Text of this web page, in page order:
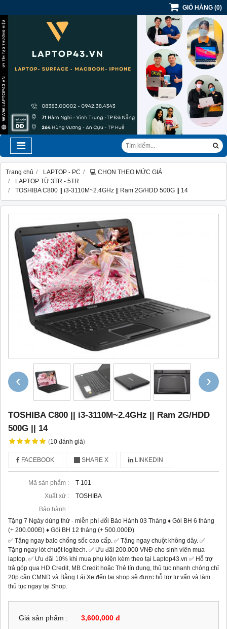
GIỎ HÀNG (0)
Trang chủ LAPTOP - PC
💻 CHỌN THEO MỨC GIÁ
LAPTOP TỪ 3TR - 5TR
TOSHIBA C800 || i3-3110M~2.4GHz || Ram 2G/HDD 500G || 14
‹ ›
TOSHIBA C800 || i3-3110M~2.4GHz || Ram 2G/HDD
500G || 14
(10 đánh giá)
FACEBOOK SHARE X LINKEDIN
Mã sản phẩm :
T-101
Xuất xứ :
TOSHIBA
Bảo hành :
Tặng 7 Ngày dùng thử - miễn phí đổi Bảo Hành 03 Tháng ♦ Gói BH 6 tháng
(+ 200.000Đ) ♦ Gói BH 12 tháng (+ 500.000Đ)
✅ Tặng ngay balo chống sốc cao cấp. ✅ Tặng ngay chuột không dây. ✅
Tặng ngay lót chuột logitech. ✅ Ưu đãi 200.000 VNĐ cho sinh viên mua
laptop. ✅ Ưu đãi 10% khi mua phụ kiện kèm theo tại Laptop43.vn ✅ Hỗ trợ
trả góp qua HD Credit, MB Credit hoặc Thẻ tín dụng, thủ tục nhanh chóng chỉ
20p cần CMND và Bằng Lái Xe đến tại shop sẽ được hỗ trợ tư vấn và làm
thủ tục ngay tại Shop.
Giá sản phẩm : 3,600,000 đ